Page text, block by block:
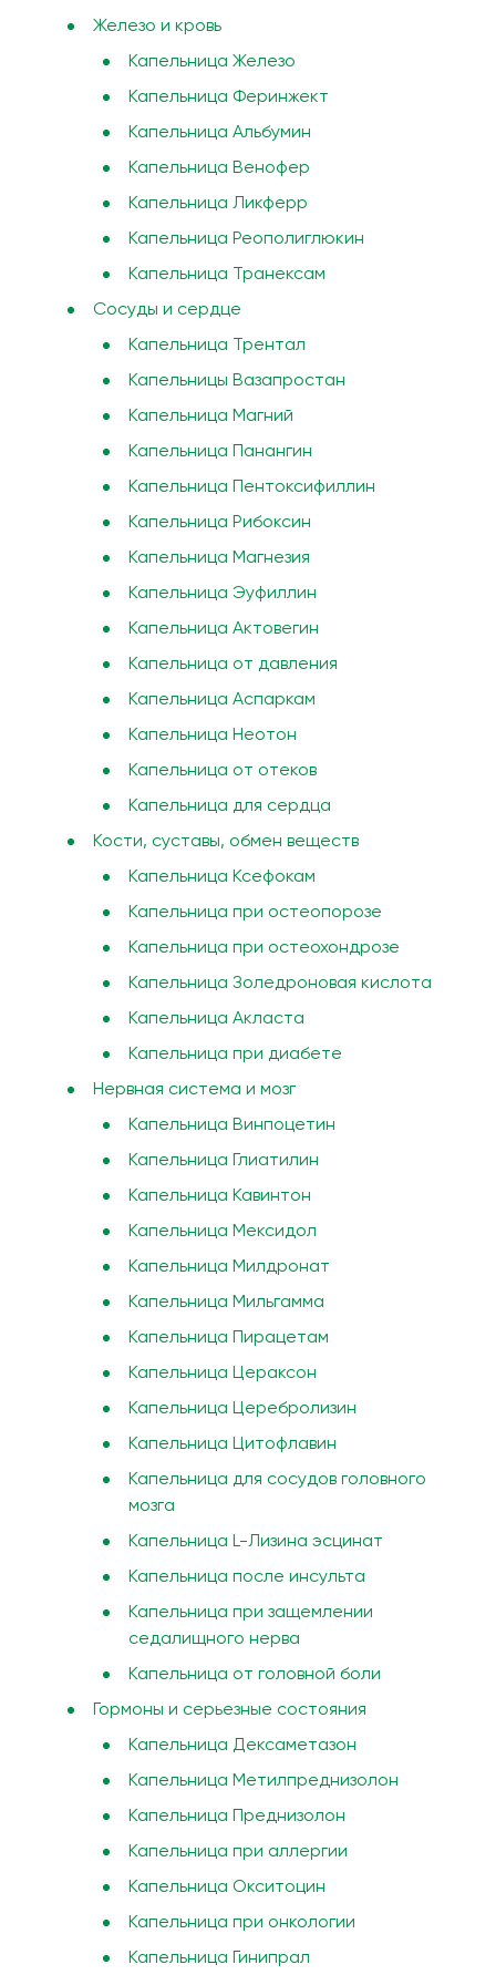
Железо и кровь
Капельница Железо
Капельница Феринжект
Капельница Альбумин
Капельница Венофер
Капельница Ликферр
Капельница Реополиглюкин
Капельница Транексам
Сосуды и сердце
Капельница Трентал
Капельницы Вазапростан
Капельница Магний
Капельница Панангин
Капельница Пентоксифиллин
Капельница Рибоксин
Капельница Магнезия
Капельница Эуфиллин
Капельница Актовегин
Капельница от давления
Капельница Аспаркам
Капельница Неотон
Капельница от отеков
Капельница для сердца
Кости, суставы, обмен веществ
Капельница Ксефокам
Капельница при остеопорозе
Капельница при остеохондрозе
Капельница Золедроновая кислота
Капельница Акласта
Капельница при диабете
Нервная система и мозг
Капельница Винпоцетин
Капельница Глиатилин
Капельница Кавинтон
Капельница Мексидол
Капельница Милдронат
Капельница Мильгамма
Капельница Пирацетам
Капельница Цераксон
Капельница Церебролизин
Капельница Цитофлавин
Капельница для сосудов головного
мозга
Капельница L-Лизина эсцинат
Капельница после инсульта
Капельница при защемлении
седалищного нерва
Капельница от головной боли
Гормоны и серьезные состояния
Капельница Дексаметазон
Капельница Метилпреднизолон
Капельница Преднизолон
Капельница при аллергии
Капельница Окситоцин
Капельница при онкологии
Капельница Гинипрал